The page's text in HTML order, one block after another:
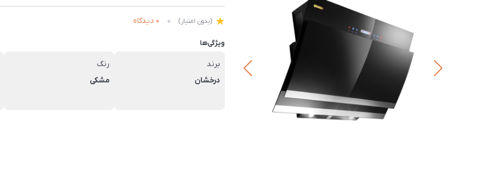
(بدون امتیاز) 0 دیدگاه
ویژگی‌ها
برند
درخشان
رنگ
مشکی